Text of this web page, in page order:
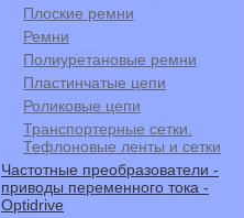
Плоские ремни
Ремни
Полиуретановые ремни
Пластинчатые цепи
Роликовые цепи
Транспортерные сетки.
Тефлоновые ленты и сетки
Частотные преобразователи -
приводы переменного тока -
Optidrive